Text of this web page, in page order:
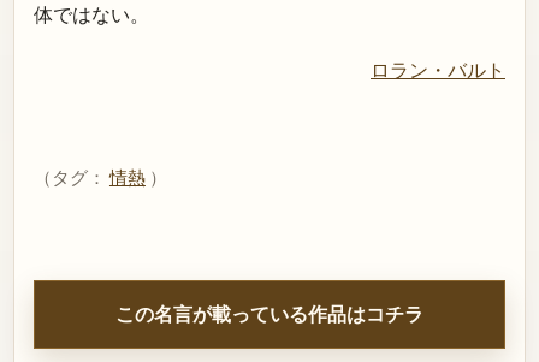
体ではない。
ロラン・バルト
（タグ： 情熱 ）
この名言が載っている作品はコチラ